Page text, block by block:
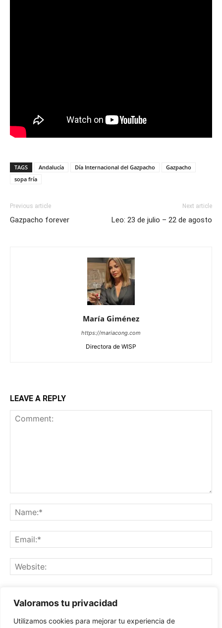
Valoramos tu privacidad
Utilizamos cookies para mejorar tu experiencia de
TAGS Andalucía Día Internacional del Gazpacho
Gazpacho
sopa fría
Previous article
Gazpacho forever
Next article
Leo: 23 de julio – 22 de agosto
María Giménez
https://mariacong.com
Directora de WISP
LEAVE A REPLY
next time I comment.